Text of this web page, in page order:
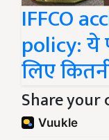
IFFCO
policy: ये
लिए
Share your